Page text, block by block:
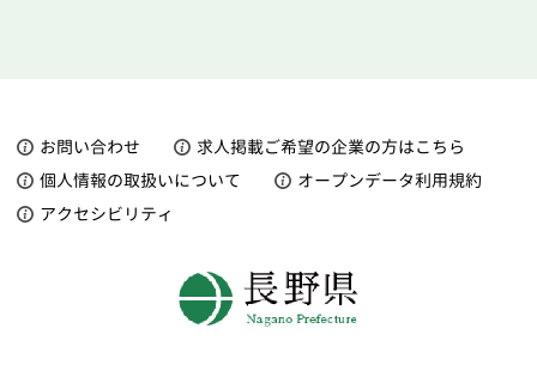
お問い合わせ
求人掲載ご希望の企業の方はこちら
個人情報の取扱いについて
オープンデータ利用規約
アクセシビリティ